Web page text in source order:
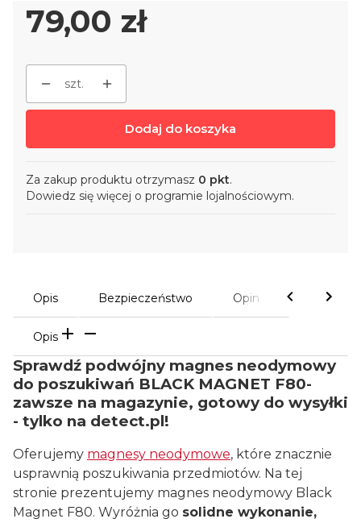
Cena
79,00 zł
szt.
Dodaj do koszyka
Za zakup produktu otrzymasz 0 pkt.
Dowiedz się więcej o programie lojalnościowym.
Opis Bezpieczeństwo Opinie
Opis
Sprawdź podwójny magnes neodymowy
do poszukiwań BLACK MAGNET F80-
zawsze na magazynie, gotowy do wysyłki
- tylko na detect.pl!
Oferujemy magnesy neodymowe, które znacznie
usprawnią poszukiwania przedmiotów. Na tej
stronie prezentujemy magnes neodymowy Black
Magnet F80. Wyróżnia go solidne wykonanie,